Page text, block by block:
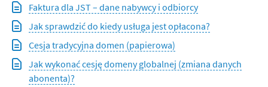
Faktura dla JST – dane nabywcy i odbiorcy
Jak sprawdzić do kiedy usługa jest opłacona?
Cesja tradycyjna domen (papierowa)
Jak wykonać cesję domeny globalnej (zmiana danych
abonenta)?